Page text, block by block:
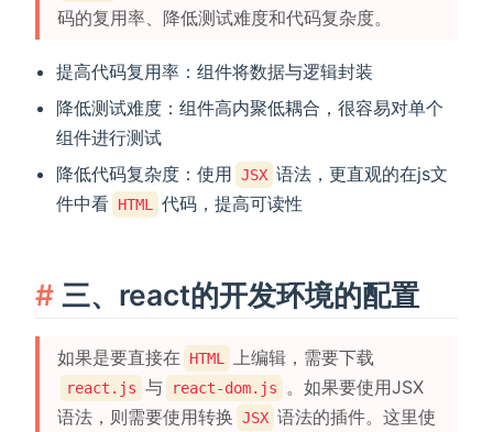
码的复用率、降低测试难度和代码复杂度。
提高代码复用率：组件将数据与逻辑封装
降低测试难度：组件高内聚低耦合，很容易对单个
组件进行测试
降低代码复杂度：使用 JSX 语法，更直观的在js文
件中看 HTML 代码，提高可读性
三、react的开发环境的配置
如果是要直接在 HTML 上编辑，需要下载
react.js 与 react-dom.js
。如果要使用JSX
语法，则需要使用转换 JSX 语法的插件。这里使